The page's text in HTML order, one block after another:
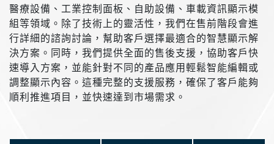
醫療設備、工業控制面板、自助設備、車載資訊顯示模
組等領域。除了技術上的靈活性，我們在售前階段會進
行詳細的諮詢討論，幫助客戶選擇最適合的智慧顯示解
決方案。同時，我們提供全面的售後支援，協助客戶快
速導入方案，並能針對不同的產品應用輕鬆智能編輯或
調整顯示內容。這種完整的支援服務，確保了客戶能夠
順利推進項目，並快速達到市場需求。